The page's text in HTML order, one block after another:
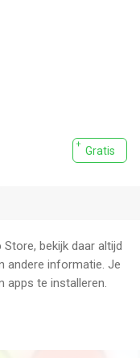
Gratis
bekijk daar altijd
andere informatie. Je
apps te installeren.